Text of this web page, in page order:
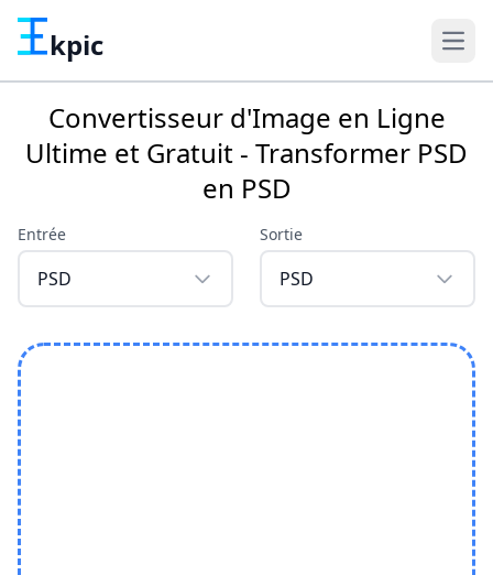
kpic
Convertisseur d'Image en Ligne
Ultime et Gratuit - Transformer PSD
en PSD
Entrée
PSD
Sortie
PSD